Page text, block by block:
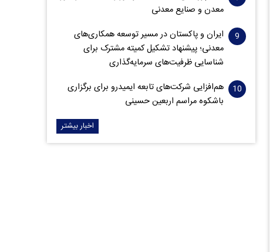
معدن و صنایع معدنی
ایران و پاکستان در مسیر توسعه همکاری‌های
معدنی؛ پیشنهاد تشکیل کمیته مشترک برای
شناسایی ظرفیت‌های سرمایه‌گذاری
هم‌افزایی شرکت‌های تابعه ایمیدرو برای برگزاری
باشکوه مراسم اربعین حسینی
اخبار بیشتر